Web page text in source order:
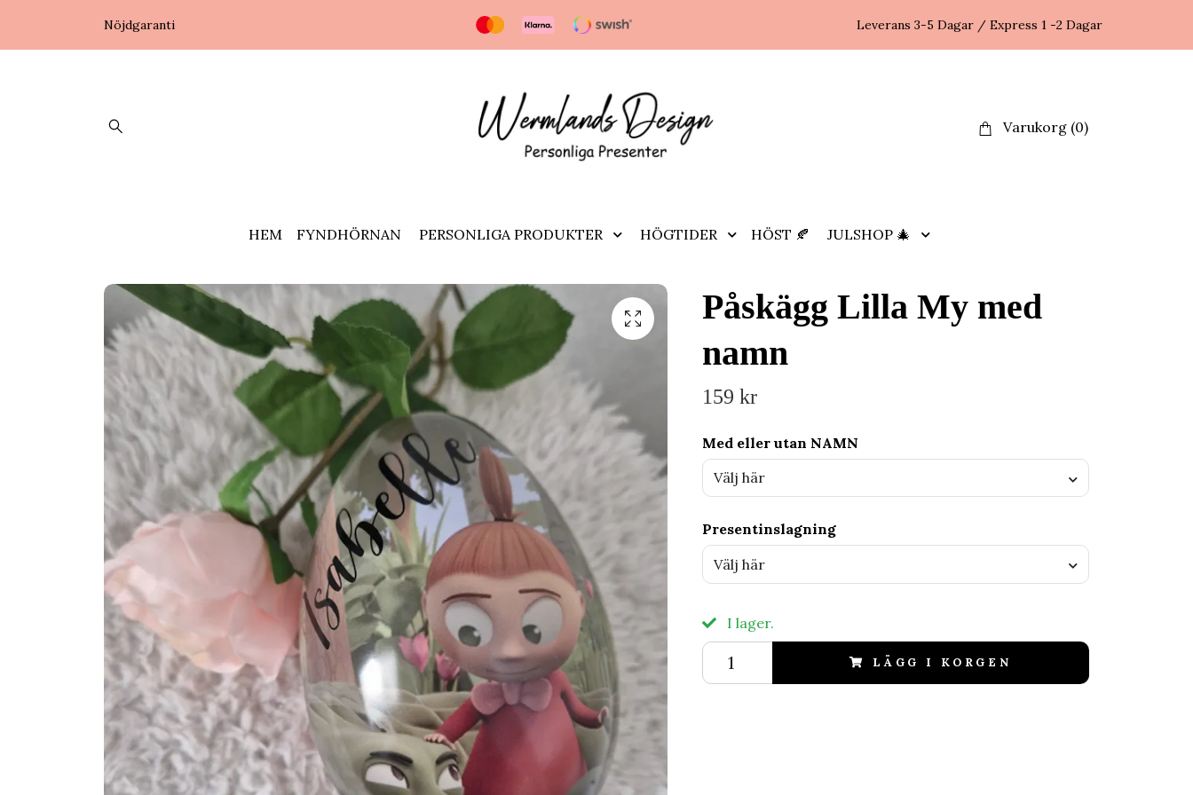
Nöjdgaranti Leverans 3-5 Dagar / Express 1 -2 Dagar
Varukorg (0)
HEM FYNDHÖRNAN PERSONLIGA PRODUKTER HÖGTIDER HÖST 🍂 JULSHOP 🎄
Påskägg Lilla My med
namn
159 kr
Med eller utan NAMN
Välj här
Presentinslagning
Välj här
I lager.
LÄGG I KORGEN